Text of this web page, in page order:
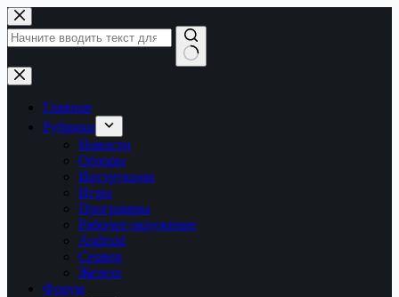
Перейти
к
сути
Ничего
не
найденоГлавная
Рубрики
Новости
Обзоры
Инструкции
Игры
Программы
Рабочее окружение
Android
Сервер
Железо
Форум